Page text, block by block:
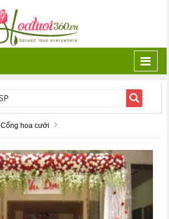
Cổng hoa cưới